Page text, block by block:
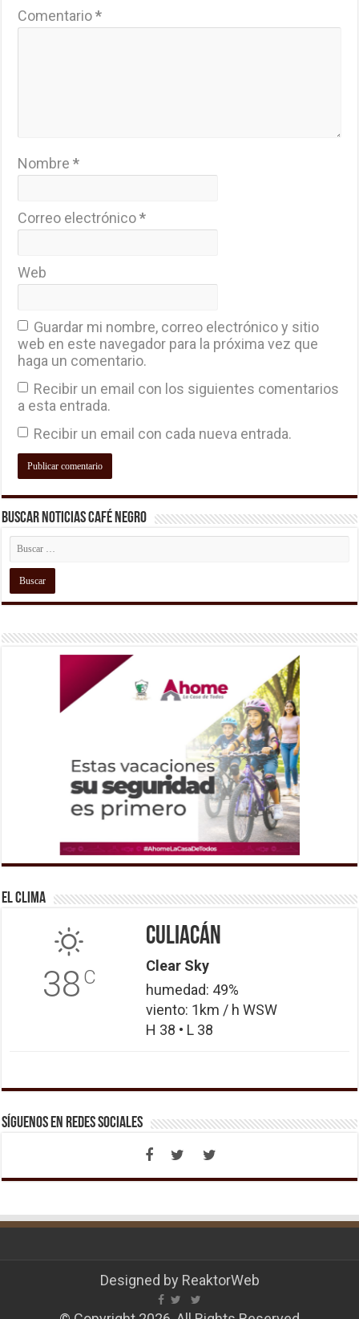
Comentario*
Nombre*
Correo electrónico*
Web
Guardar mi nombre, correo electrónico y sitio
web en este navegador para la próxima vez que
haga un comentario.
Recibir un email con los siguientes comentarios
a esta entrada.
Recibir un email con cada nueva entrada.
Buscar Noticias Café Negro
El Clima
38 C
Culiacán
Clear Sky
humedad: 49%
viento: 1km / h WSW
H 38 • L 38
Síguenos en Redes Sociales
Designed by ReaktorWeb